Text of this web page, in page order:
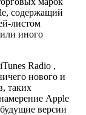
содержащий
листом
иного
Radio ,
нового и
таких
Apple
версии